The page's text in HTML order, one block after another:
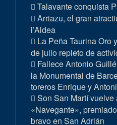
Talavante conquista
Arriazu, el gran
l’Aldea
La Peña Taurina Oro
de julio repleto de
Fallece Antonio
la Monumental de
toreros Enrique y
Son San Martí vuelve
«Navegante»,
bravo en San Adrián